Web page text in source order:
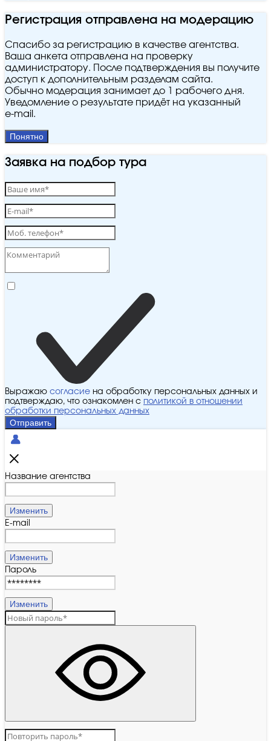
Регистрация отправлена на модерацию
Спасибо за регистрацию в качестве агентства.
Ваша анкета отправлена на проверку
администратору. После подтверждения вы получите
доступ к дополнительным разделам сайта.
Обычно модерация занимает до 1 рабочего дня.
Уведомление о результате придёт на указанный
e‑mail.
Понятно
Заявка на подбор тура
Выражаю согласие на обработку персональных данных и
подтверждаю, что ознакомлен с политикой в отношении
обработки персональных данных
Отправить
Название агентства
Изменить
E-mail
Изменить
Пароль
Изменить